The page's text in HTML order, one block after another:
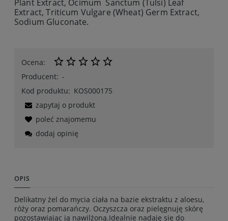
Plant Extract, Ocimum Sanctum (Tulsi) Leaf
Extract, Triticum Vulgare (Wheat) Germ Extract,
Sodium Gluconate.
Ocena:
Producent: -
Kod produktu: KOS000175
zapytaj o produkt
poleć znajomemu
dodaj opinię
OPIS
Delikatny żel do mycia ciała na bazie ekstraktu z aloesu,
róży oraz pomarańczy. Oczyszcza oraz pielęgnuję skórę
pozostawiając ją nawilżoną.Idealnie nadaję się do